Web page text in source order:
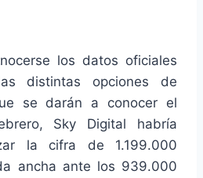
los datos oficiales
distintas opciones de
se darán a conocer el
Sky Digital habría
la cifra de 1.199.000
ancha ante los 939.000